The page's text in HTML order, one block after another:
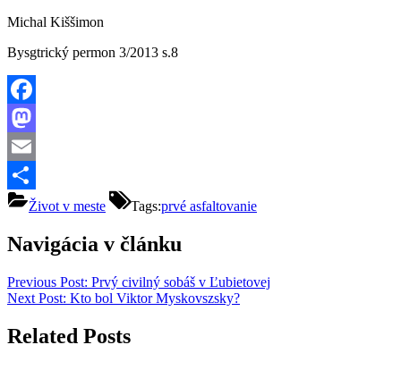
Michal Kiššimon
Bysgtrický permon 3/2013 s.8
Facebook
Mastodon
Email
ShareŽivot v meste Tags:prvé asfaltovanie
Navigácia v článku
Previous Post: Prvý civilný sobáš v Ľubietovej
Next Post: Kto bol Viktor Myskovszsky?
Related Posts